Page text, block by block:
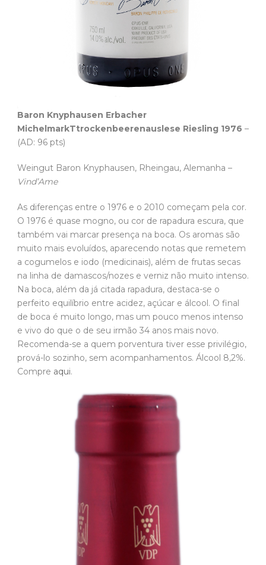
Baron Knyphausen Erbacher
MichelmarkTtrockenbeerenauslese Riesling 1976 –
(AD: 96 pts)
Weingut Baron Knyphausen, Rheingau, Alemanha –
Vind’Ame
As diferenças entre o 1976 e o 2010 começam pela cor.
O 1976 é quase mogno, ou cor de rapadura escura, que
também vai marcar presença na boca. Os aromas são
muito mais evoluídos, aparecendo notas que remetem
a cogumelos e iodo (medicinais), além de frutas secas
na linha de damascos/nozes e verniz não muito intenso.
Na boca, além da já citada rapadura, destaca-se o
perfeito equilíbrio entre acidez, açúcar e álcool. O final
de boca é muito longo, mas um pouco menos intenso
e vivo do que o de seu irmão 34 anos mais novo.
Recomenda-se a quem porventura tiver esse privilégio,
prová-lo sozinho, sem acompanhamentos. Álcool 8,2%.
Compre aqui.